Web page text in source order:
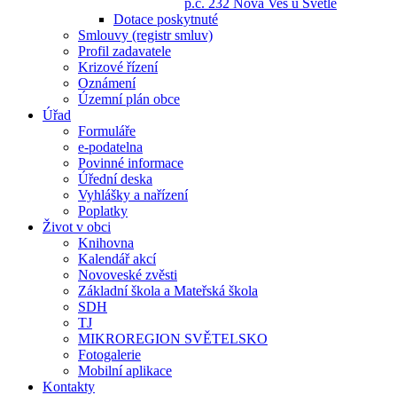
p.č. 232 Nová Ves u Světlé
Dotace poskytnuté
Smlouvy (registr smluv)
Profil zadavatele
Krizové řízení
Oznámení
Územní plán obce
Úřad
Formuláře
e-podatelna
Povinné informace
Úřední deska
Vyhlášky a nařízení
Poplatky
Život v obci
Knihovna
Kalendář akcí
Novoveské zvěsti
Základní škola a Mateřská škola
SDH
TJ
MIKROREGION SVĚTELSKO
Fotogalerie
Mobilní aplikace
Kontakty